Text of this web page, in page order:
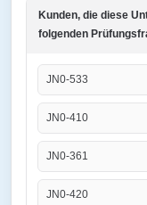
Kunden, die diese
folgenden
JN0-533
JN0-410
JN0-361
JN0-420